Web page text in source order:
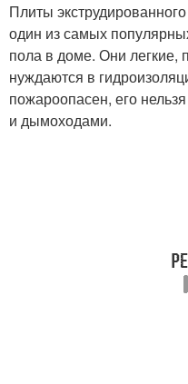
Плиты
один из самых
пола в доме. Они легкие,
нуждаются в
пожароопасен, его
и дымоходами.